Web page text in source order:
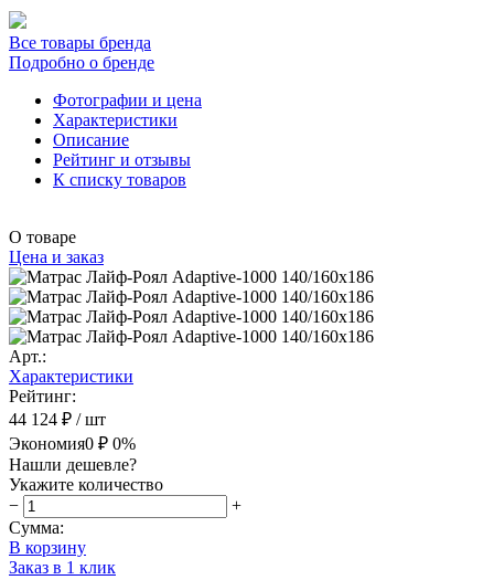
Все товары бренда
Подробно о бренде
Фотографии и цена
Характеристики
Описание
Рейтинг и отзывы
К списку товаров
О товаре
Цена и заказ
Арт.:
Характеристики
Рейтинг:
44 124 ₽ / шт
Экономия0 ₽ 0%
Нашли дешевле?
Укажите количество
−
+
Сумма:
В корзину
Заказ в 1 клик